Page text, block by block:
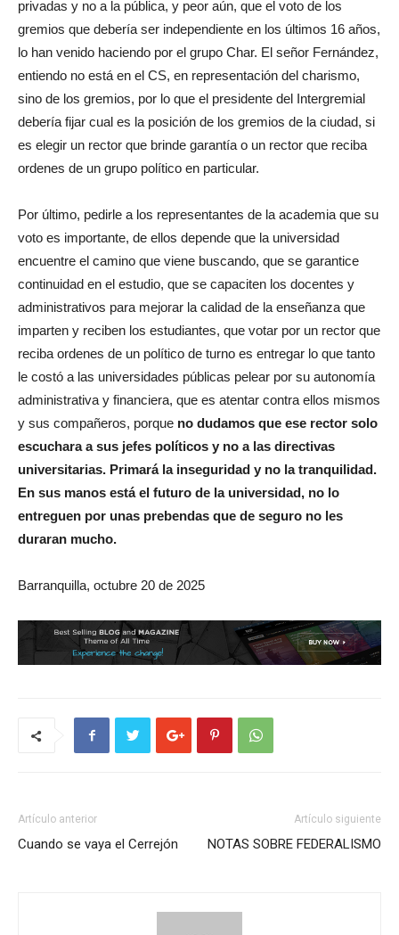
privadas y no a la pública, y peor aún, que el voto de los
gremios que debería ser independiente en los últimos 16 años,
lo han venido haciendo por el grupo Char. El señor Fernández,
entiendo no está en el CS, en representación del charismo,
sino de los gremios, por lo que el presidente del Intergremial
debería fijar cual es la posición de los gremios de la ciudad, si
es elegir un rector que brinde garantía o un rector que reciba
ordenes de un grupo político en particular.
Por último, pedirle a los representantes de la academia que su
voto es importante, de ellos depende que la universidad
encuentre el camino que viene buscando, que se garantice
continuidad en el estudio, que se capaciten los docentes y
administrativos para mejorar la calidad de la enseñanza que
imparten y reciben los estudiantes, que votar por un rector que
reciba ordenes de un político de turno es entregar lo que tanto
le costó a las universidades públicas pelear por su autonomía
administrativa y financiera, que es atentar contra ellos mismos
y sus compañeros, porque no dudamos que ese rector solo
escuchara a sus jefes políticos y no a las directivas
universitarias. Primará la inseguridad y no la tranquilidad.
En sus manos está el futuro de la universidad, no lo
entreguen por unas prebendas que de seguro no les
duraran mucho.
Barranquilla, octubre 20 de 2025
Artículo anterior
Cuando se vaya el Cerrejón
Artículo siguiente
NOTAS SOBRE FEDERALISMO